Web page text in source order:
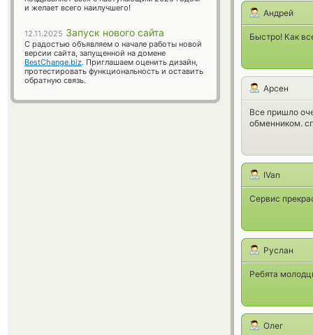
Андрей
Быстро! Как
Арсен
Все пришло
обменником.
IVan
Сервис
Руслан
Ребята
Олег
и желает всего наилучшего!
12.11.2025 Запуск нового сайта
С радостью объявляем о начале работы новой
версии сайта, запущенной на домене
BestChange.biz. Приглашаем оценить дизайн,
протестировать функциональность и оставить
обратную связь.